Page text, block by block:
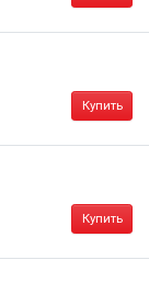
Купить
Купить